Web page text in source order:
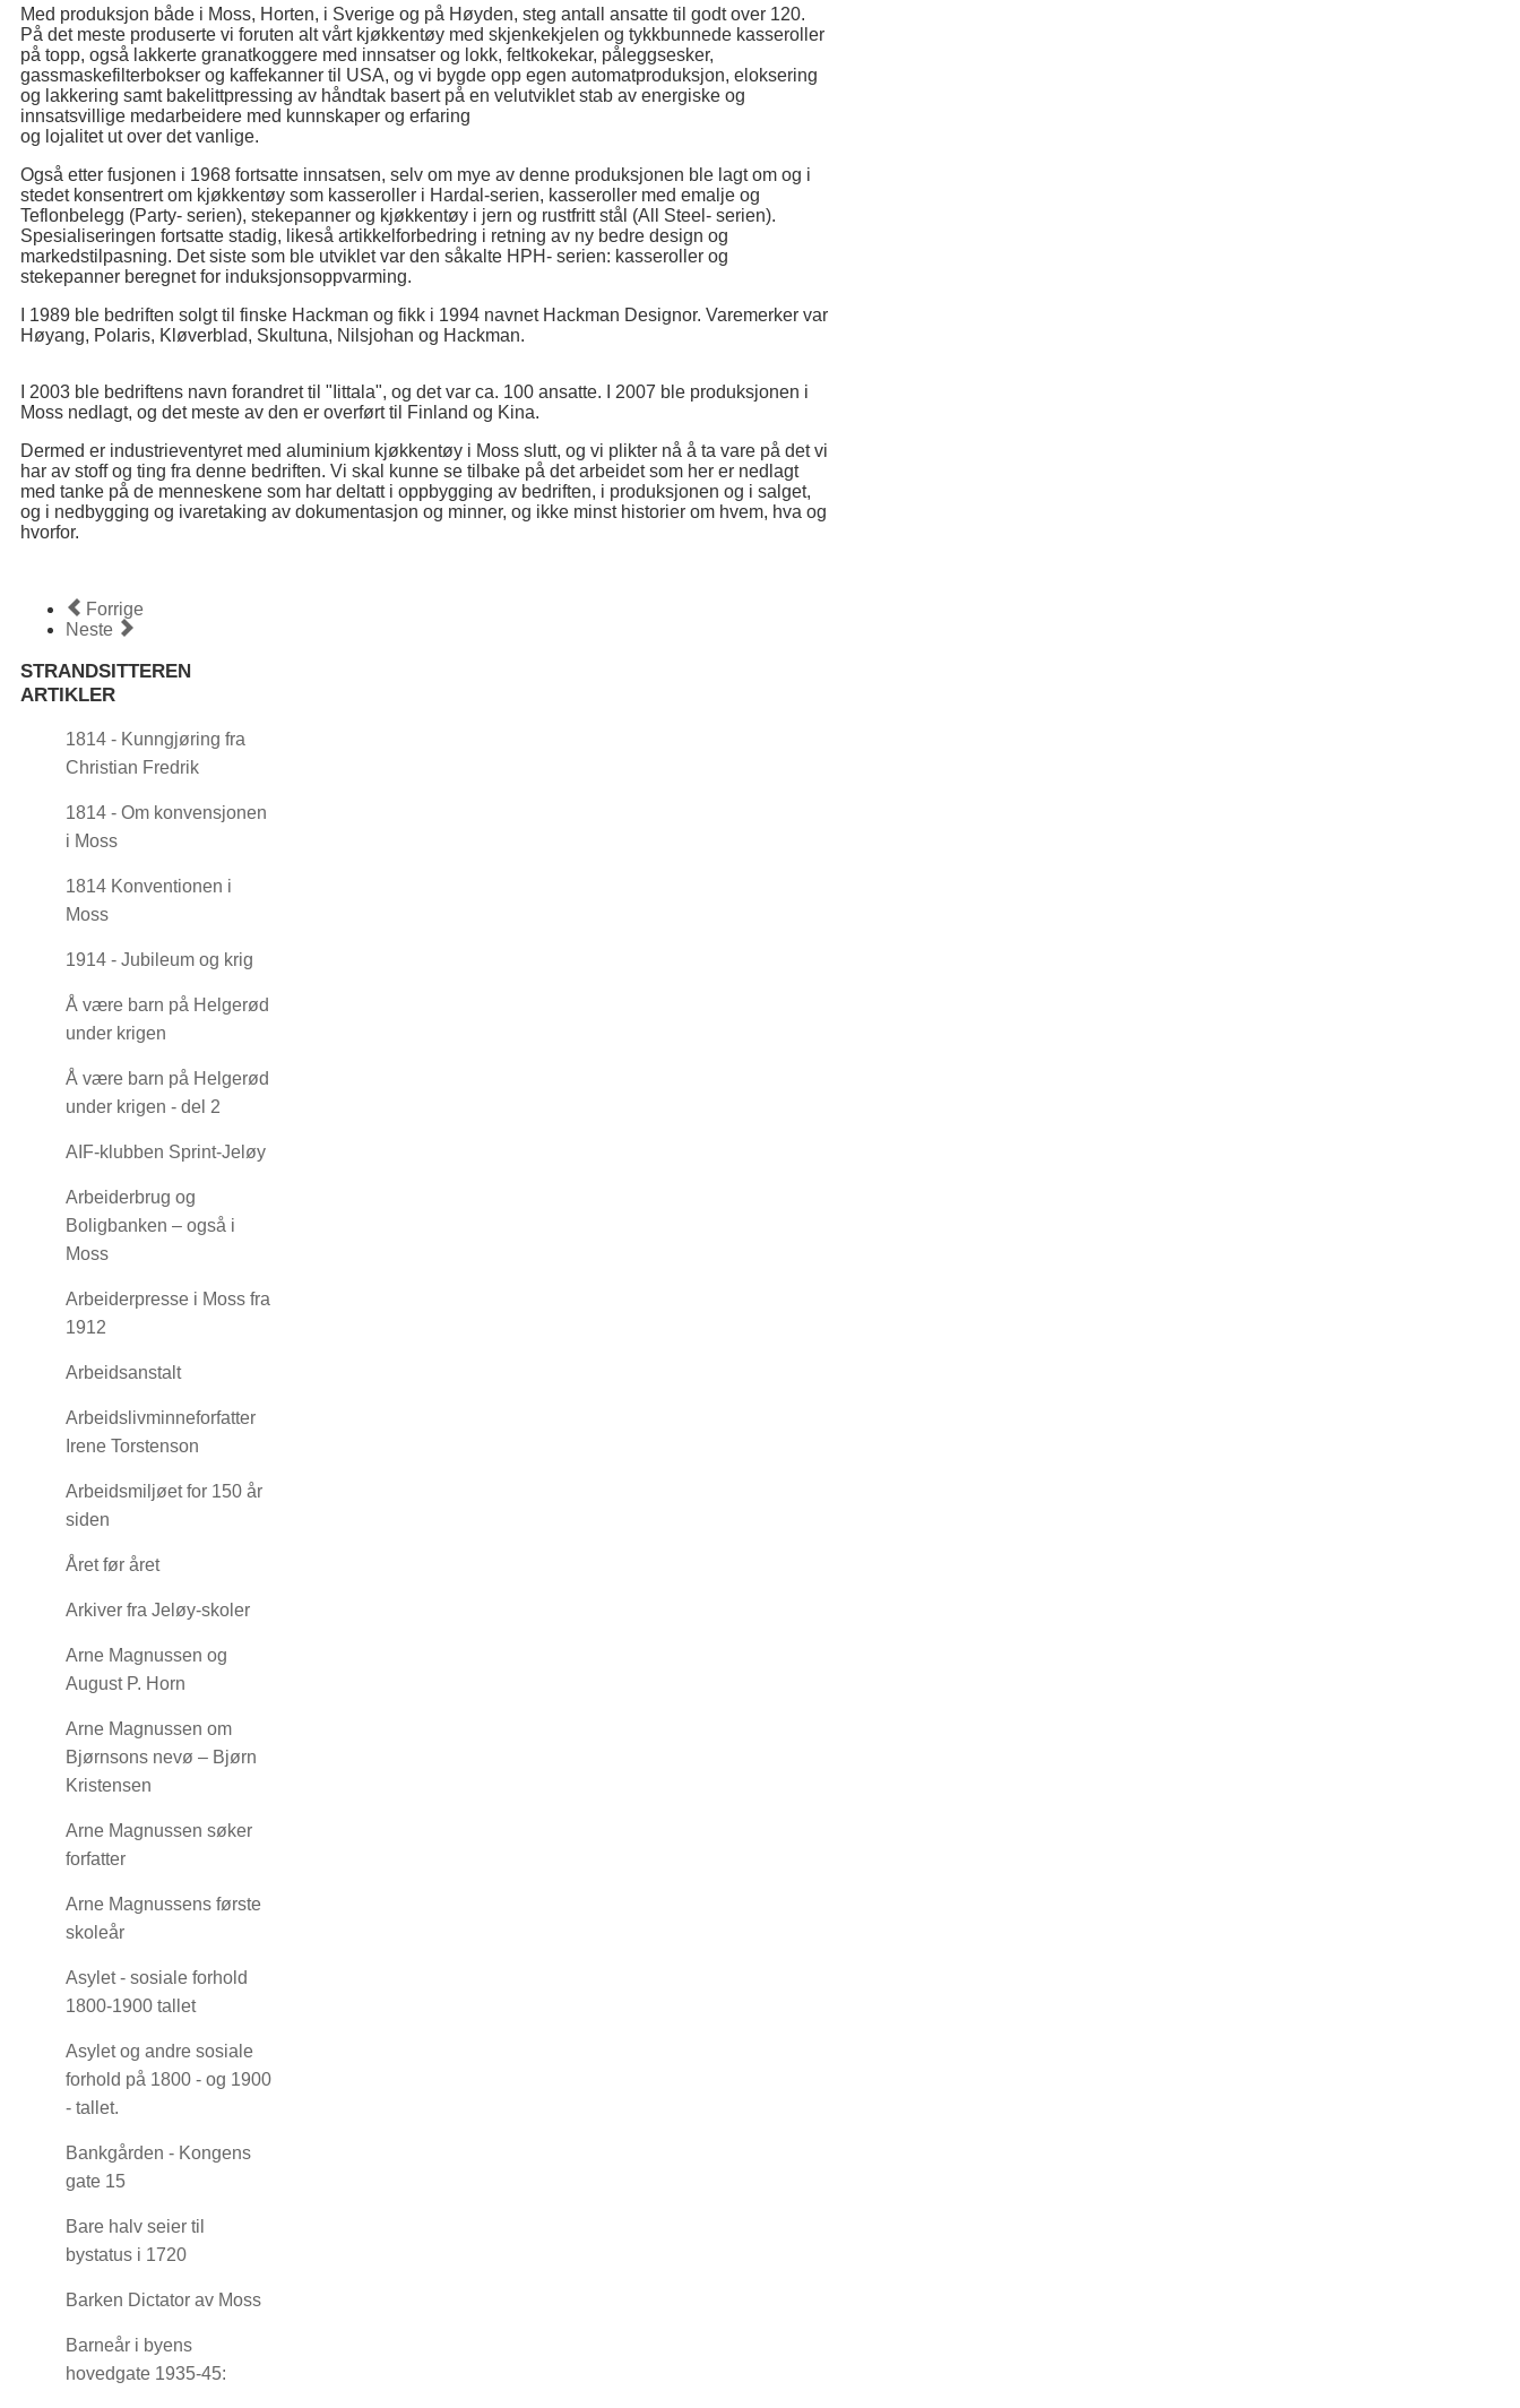
Med produksjon både i Moss, Horten, i Sverige og på Høyden, steg antall ansatte til godt over 120.
På det meste produserte vi foruten alt vårt kjøkkentøy med skjenkekjelen og tykkbunnede kasseroller
på topp, også lakkerte granatkoggere med innsatser og lokk, feltkokekar, påleggsesker,
gassmaskefilterbokser og kaffekanner til USA, og vi bygde opp egen automatproduksjon, eloksering
og lakkering samt bakelittpressing av håndtak basert på en velutviklet stab av energiske og
innsatsvillige medarbeidere med kunnskaper og erfaring
og lojalitet ut over det vanlige.
Også etter fusjonen i 1968 fortsatte innsatsen, selv om mye av denne produksjonen ble lagt om og i
stedet konsentrert om kjøkkentøy som kasseroller i Hardal-serien, kasseroller med emalje og
Teflonbelegg (Party- serien), stekepanner og kjøkkentøy i jern og rustfritt stål (All Steel- serien).
Spesialiseringen fortsatte stadig, likeså artikkelforbedring i retning av ny bedre design og
markedstilpasning. Det siste som ble utviklet var den såkalte HPH- serien: kasseroller og
stekepanner beregnet for induksjonsoppvarming.
I 1989 ble bedriften solgt til finske Hackman og fikk i 1994 navnet Hackman Designor. Varemerker var
Høyang, Polaris, Kløverblad, Skultuna, Nilsjohan og Hackman.
I 2003 ble bedriftens navn forandret til "Iittala", og det var ca. 100 ansatte. I 2007 ble produksjonen i
Moss nedlagt, og det meste av den er overført til Finland og Kina.
Dermed er industrieventyret med aluminium kjøkkentøy i Moss slutt, og vi plikter nå å ta vare på det vi
har av stoff og ting fra denne bedriften. Vi skal kunne se tilbake på det arbeidet som her er nedlagt
med tanke på de menneskene som har deltatt i oppbygging av bedriften, i produksjonen og i salget,
og i nedbygging og ivaretaking av dokumentasjon og minner, og ikke minst historier om hvem, hva og
hvorfor.
Forrige
Neste
STRANDSITTEREN
ARTIKLER
1814 - Kunngjøring fra
Christian Fredrik
1814 - Om konvensjonen
i Moss
1814 Konventionen i
Moss
1914 - Jubileum og krig
Å være barn på Helgerød
under krigen
Å være barn på Helgerød
under krigen - del 2
AIF-klubben Sprint-Jeløy
Arbeiderbrug og
Boligbanken – også i
Moss
Arbeiderpresse i Moss fra
1912
Arbeidsanstalt
Arbeidslivminneforfatter
Irene Torstenson
Arbeidsmiljøet for 150 år
siden
Året før året
Arkiver fra Jeløy-skoler
Arne Magnussen og
August P. Horn
Arne Magnussen om
Bjørnsons nevø – Bjørn
Kristensen
Arne Magnussen søker
forfatter
Arne Magnussens første
skoleår
Asylet - sosiale forhold
1800-1900 tallet
Asylet og andre sosiale
forhold på 1800 - og 1900
- tallet.
Bankgården - Kongens
gate 15
Bare halv seier til
bystatus i 1720
Barken Dictator av Moss
Barneår i byens
hovedgate 1935-45: